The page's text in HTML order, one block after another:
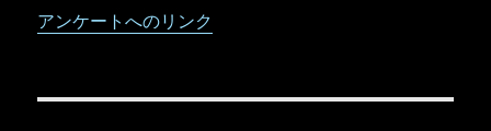
アンケートへのリンク